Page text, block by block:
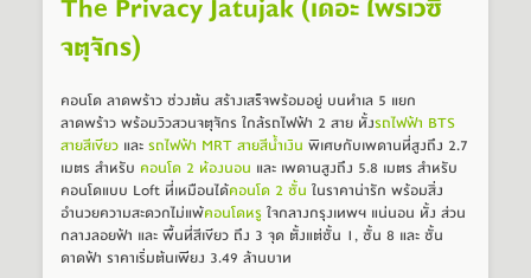
The Privacy Jatujak (เดอะ ไพรเวซี่
จตุจักร)
คอนโด ลาดพร้าว ช่วงต้น สร้างเสร็จพร้อมอยู่ บนทำเล 5 แยก
ลาดพร้าว พร้อมวิวสวนจตุจักร ใกล้รถไฟฟ้า 2 สาย ทั้งรถไฟฟ้า BTS
สายสีเขียว และ รถไฟฟ้า MRT สายสีน้ำเงิน พิเศษกับเพดานที่สูงถึง 2.7
เมตร สำหรับ คอนโด 2 ห้องนอน และ เพดานสูงถึง 5.8 เมตร สำหรับ
คอนโดแบบ Loft ที่เหมือนได้คอนโด 2 ชั้น ในราคาน่ารัก พร้อมสิ่ง
อำนวยความสะดวกไม่แพ้คอนโดหรู ใจกลางกรุงเทพฯ แน่นอน ทั้ง ส่วน
กลางลอยฟ้า และ พื้นที่สีเขียว ถึง 3 จุด ตั้งแต่ชั้น 1, ชั้น 8 และ ชั้น
ดาดฟ้า ราคาเริ่มต้นเพียง 3.49 ล้านบาท